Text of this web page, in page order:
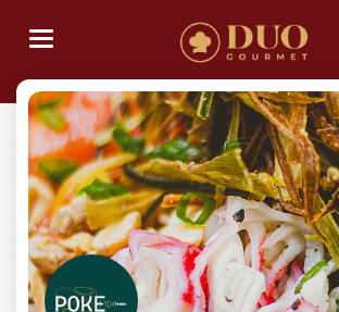
Toggle navigation